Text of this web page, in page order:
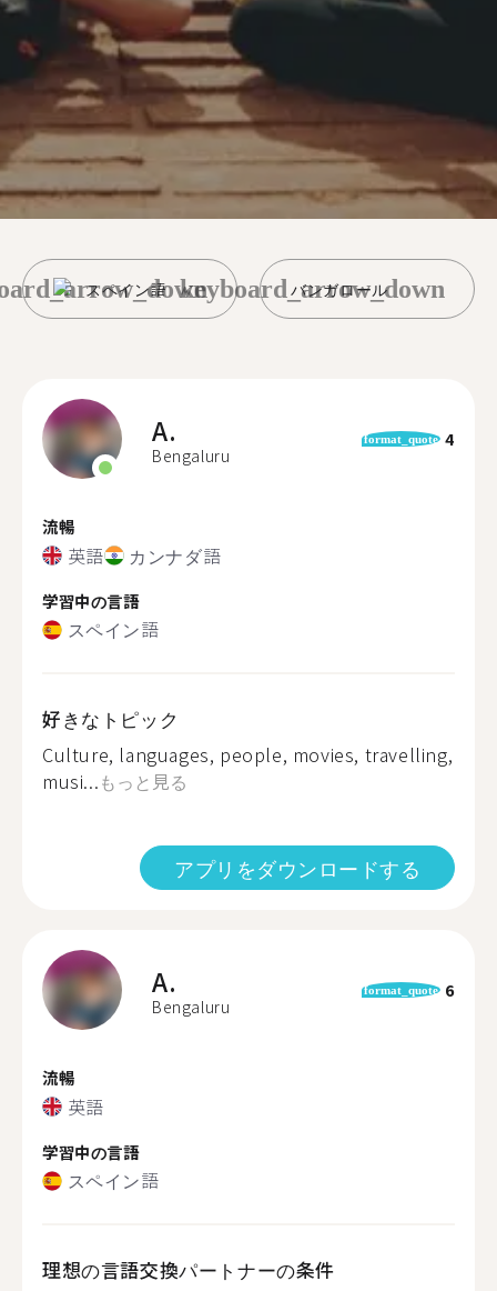
スペイン語 バンガロール
keyboard_arrow_down
A.
Bengaluru
format_quote 4
流暢
英語 カンナダ語
学習中の言語
スペイン語
好きなトピック
Culture, languages, people, movies, travelling,
musi...もっと見る
アプリをダウンロードする
A.
Bengaluru
format_quote 6
流暢
英語
学習中の言語
スペイン語
理想の言語交換パートナーの条件